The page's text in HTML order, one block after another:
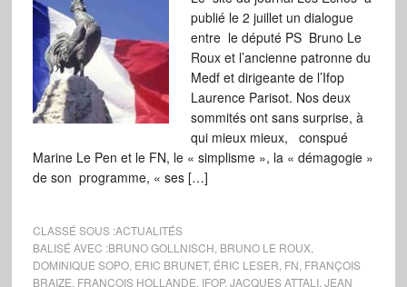
publié le 2 juillet un dialogue
entre le député PS Bruno Le
Roux et l’ancienne patronne du
Medf et dirigeante de l’Ifop
Laurence Parisot. Nos deux
sommités ont sans surprise, à
qui mieux mieux, conspué
Marine Le Pen et le FN, le « simplisme », la « démagogie »
de son programme, « ses […]
CLASSÉ SOUS :ACTUALITÉS
BALISÉ AVEC :BRUNO GOLLNISCH BRUNO LE ROUX,
DOMINIQUE SOPO, ERIC BRUNET, ÉRIC LESER FN FRANÇOIS
BRAIZE FRANÇOIS HOLLANDE IFOP, JACQUES ATTALI, JEAN